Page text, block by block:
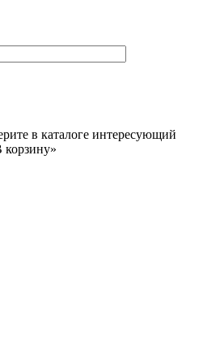
в каталоге интересующий